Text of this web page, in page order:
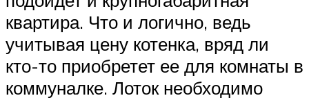
квартира. Что и логично, ведь
учитывая цену котенка, вряд ли
кто-то приобретет ее для комнаты в
коммуналке. Лоток необходимо